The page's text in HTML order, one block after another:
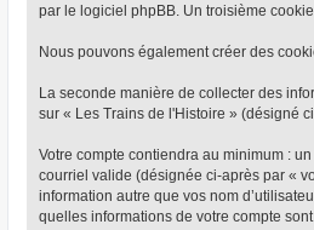
par le logiciel phpBB. Un troisième
Nous pouvons également créer des
La seconde manière de collecter des
sur « Les Trains de l'Histoire » (désigné
Votre compte contiendra au minimum :
courriel valide (désignée ci-après par «
information autre que vos nom
quelles informations de votre compte